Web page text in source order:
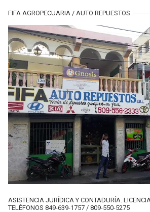
FIFA AGROPECUARIA / AUTO REPUESTOS
ASISTENCIA JURÍDICA Y CONTADURÍA.
TELÉFONOS 849-639-1757 / 809-550-5275